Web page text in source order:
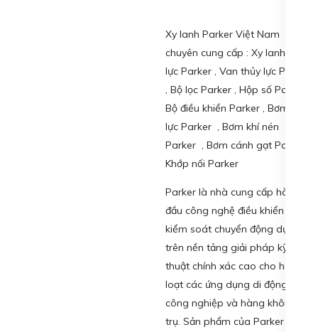
Xy lanh Parker Việt Nam
chuyên cung cấp : Xy lanh thủy
lực Parker , Van thủy lực Parker
, Bộ lọc Parker , Hộp số Parker ,
Bộ điều khiển Parker , Bơm thủy
lực Parker , Bơm khí nén
Parker , Bơm cánh gạt Parker ,
Khớp nối Parker
Parker là nhà cung cấp hàng
đầu công nghệ điều khiển và
kiểm soát chuyển động dựa
trên nền tảng giải pháp kỹ
thuật chính xác cao cho hàng
loạt các ứng dụng di động,
công nghiệp và hàng không vũ
trụ. Sản phẩm của Parker có